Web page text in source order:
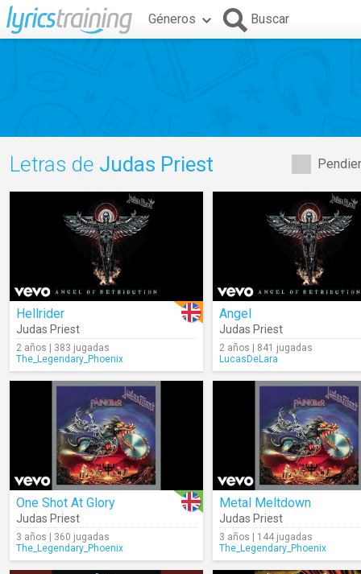
Géneros Buscar
Letras de Judas Priest
Hellrider
Judas Priest
2 años | 383 jugadas
The_Legendary_Phoenix
Angel
Judas Priest
2 años | 841 jugadas
LucasDeLara
One Shot At Glory
Judas Priest
3 años | 360 jugadas
The_Legendary_Phoenix
Metal Meltdown
Judas Priest
3 años | 144 jugadas
The_Legendary_Phoenix